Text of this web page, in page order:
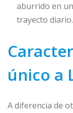
aburrido en
trayecto diario.
único a
A diferencia de